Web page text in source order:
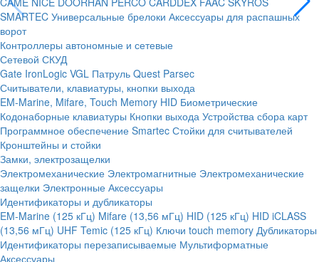
SMARTEC Универсальные брелоки Аксессуары для распашных
ворот
Контроллеры автономные и сетевые
Сетевой СКУД
Gate IronLogic VGL Патруль Quest Parsec
Считыватели, клавиатуры, кнопки выхода
EM-Marine, Mifare, Touch Memory HID Биометрические
Кодонаборные клавиатуры Кнопки выхода Устройства сбора карт
Программное обеспечение Smartec Стойки для считывателей
Кронштейны и стойки
Замки, электрозащелки
Электромеханические Электромагнитные Электромеханические
защелки Электронные Аксессуары
Идентификаторы и дубликаторы
EM-Marine (125 кГц) Mifare (13,56 мГц) HID (125 кГц) HID iCLASS
(13,56 мГц) UHF Temic (125 кГц) Ключи touch memory Дубликаторы
Идентификаторы перезаписываемые Мультиформатные
Аксессуары